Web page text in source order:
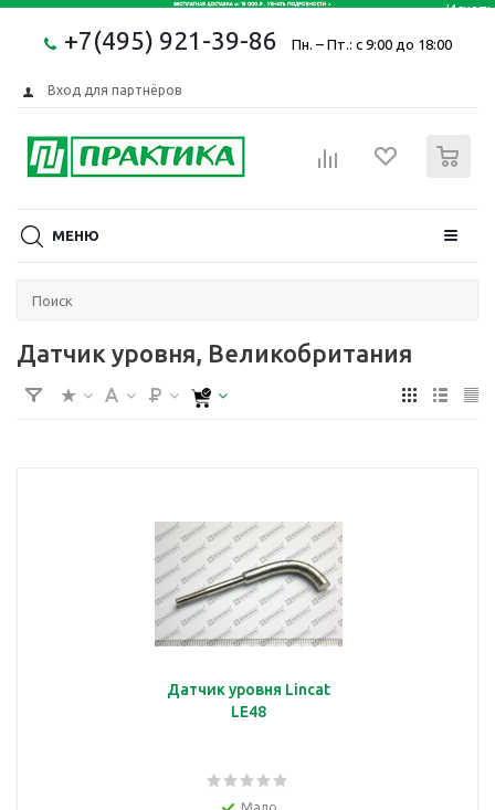
+7(495) 921-39-86 Пн. – Пт.: с 9:00 до 18:00
Вход для партнёров
МЕНЮ
Датчик уровня, Великобритания
Датчик уровня Lincat
LE48
Мало